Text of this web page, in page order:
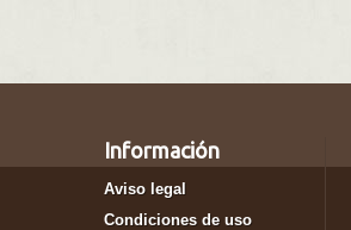
Información
Aviso legal
Condiciones de uso